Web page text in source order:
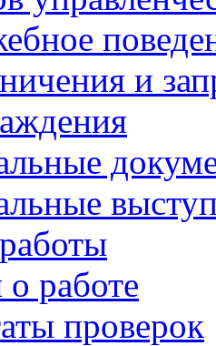
и
работе
проверок